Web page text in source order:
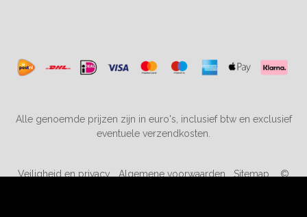
Alle genoemde prijzen zijn in euro's, inclusief btw en exclusief
eventuele verzendkosten.
Veiligheid en privacy Algemene voorwaarden Sitemap ©